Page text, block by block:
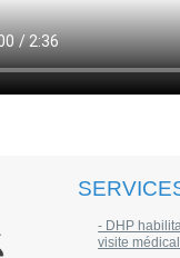
- DHP
visite